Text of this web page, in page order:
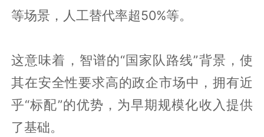
等场景，人工替代率超50%等。
这意味着，智谱的“国家队路线”背景，使
其在安全性要求高的政企市场中，拥有近
乎“标配”的优势，为早期规模化收入提供
了基础。